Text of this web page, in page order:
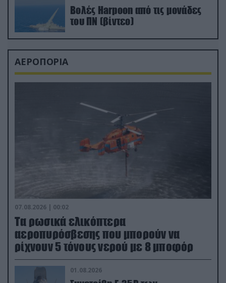
Βολές Harpoon από τις μονάδες
του ΠΝ (βίντεο)
ΑΕΡΟΠΟΡΙΑ
07.08.2026 | 00:02
Τα ρωσικά ελικόπτερα
αεροπυρόσβεσης που μπορούν να
ρίχνουν 5 τόνους νερού με 8 μποφόρ
01.08.2026